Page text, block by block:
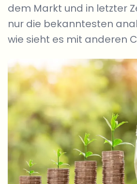
dem Markt und in letzter
nur die bekanntesten
wie sieht es mit anderen